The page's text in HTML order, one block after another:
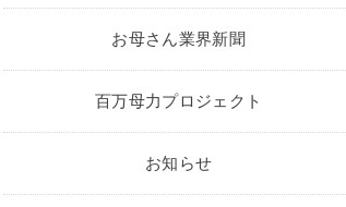
お母さん業界新聞
百万母力プロジェクト
お知らせ